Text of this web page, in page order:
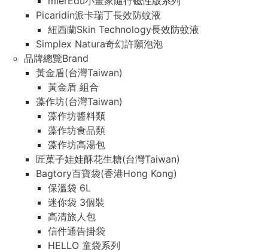
Picaridin派卡瑞丁長效防蚊液
紐西蘭Skin Technology長效防蚊液
Simplex Natura奇幻許願泡泡
品牌總覽Brand
黃金盾(台灣Taiwan)
黃金盾 組合
藻作坊(台灣Taiwan)
藻作坊醬料類
藻作坊食品類
藻作坊高湯包
匠菓子娃娃酥花生糖(台灣Taiwan)
Bagtory百寶袋(香港Hong Kong)
保溫袋 6L
迷你袋 3個裝
高清旅人包
信件通告掛袋
HELLO 童袋系列